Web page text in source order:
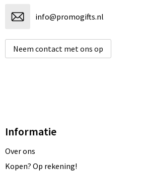
info@promogifts.nl
Neem contact met ons op
Informatie
Over ons
Kopen? Op rekening!